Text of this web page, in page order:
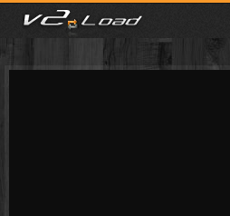
meist gesehen